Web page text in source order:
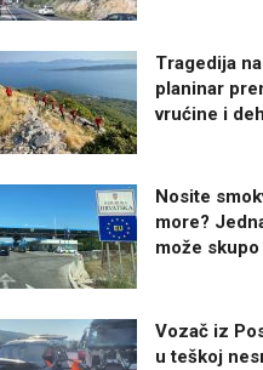
Tragedija
planinar
vrućine i
Nosite
more?
može
Vozač iz
u teškoj